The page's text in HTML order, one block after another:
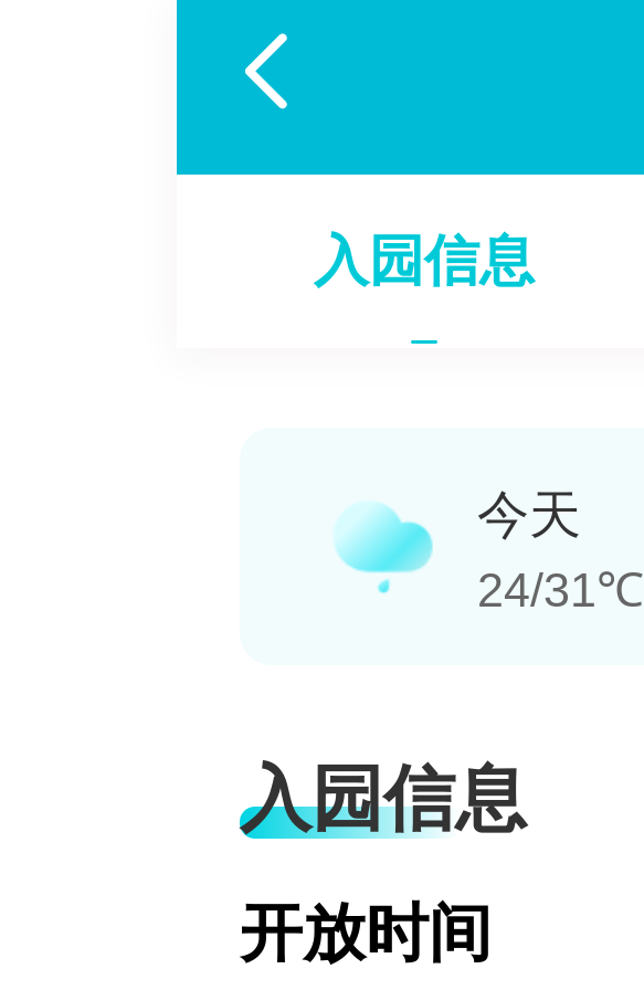

入园信息
今天
24/31℃
入园信息
开放时间